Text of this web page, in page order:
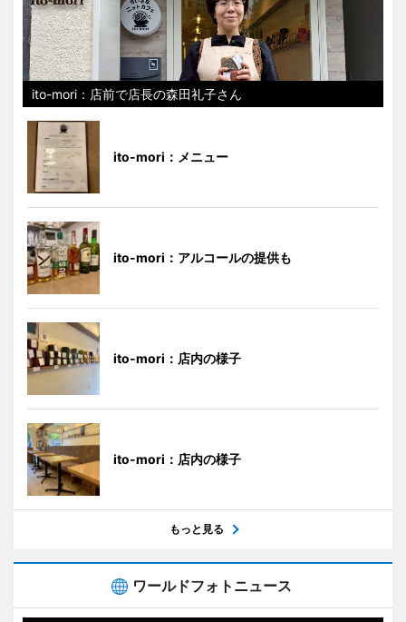
ito-mori：店前で店長の森田礼子さん
ito-mori：メニュー
ito-mori：アルコールの提供も
ito-mori：店内の様子
ito-mori：店内の様子
もっと見る
ワールドフォトニュース